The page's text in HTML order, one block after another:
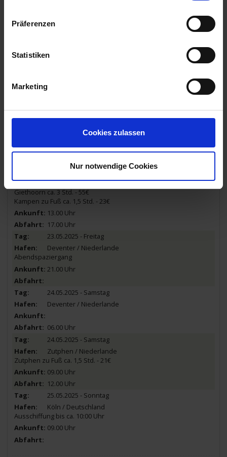
Präferenzen
Statistiken
Marketing
Cookies zulassen
Nur notwendige Cookies
22.05.2025 - Donnerstag
14.00 Uhr
Sneek / Niederlande
06.00 Uhr
Fahrt über das Ijsselmeer
23.05.2025 - Freitag
Kampen / Niederlande
Giethoorn ca. 3 Std. - 55€
Kampen zu Fuß ca. 1,5 Std. - 23€
13.00 Uhr
17.00 Uhr
23.05.2025 - Freitag
Deventer / Niederlande
Abendspaziergang
21.00 Uhr
24.05.2025 - Samstag
Deventer / Niederlande
06.00 Uhr
24.05.2025 - Samstag
Zutphen / Niederlande
Zutphen zu Fuß ca. 1,5 Std. - 21€
09.00 Uhr
12.00 Uhr
25.05.2025 - Sonntag
Köln / Deutschland
Ausschiffung bis ca. 10:00 Uhr
09.00 Uhr